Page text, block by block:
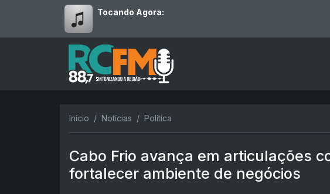
Tocando Agora:
Início Notícias Política
Cabo Frio avança em articulações
fortalecer ambiente de negócios